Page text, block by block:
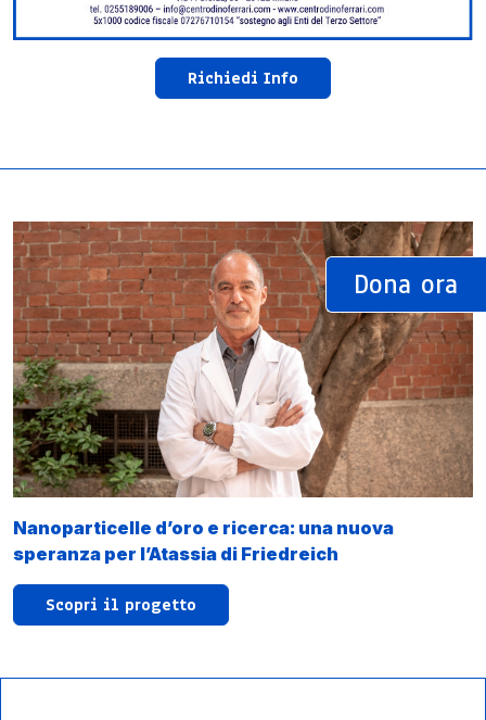
Richiedi Info
Nanoparticelle d’oro e ricerca: una nuova
speranza per l’Atassia di Friedreich
Scopri il progetto
Dona ora